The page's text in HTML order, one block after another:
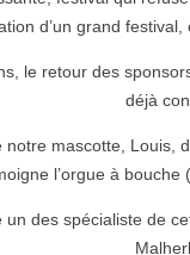
d’un grand
le retour des
déjà
mascotte,
l’orgue à
des spécialiste de